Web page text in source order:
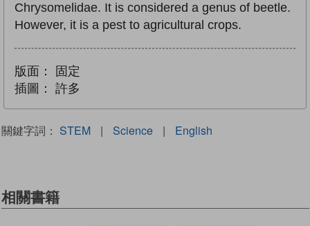
Chrysomelidae. It is considered a genus of beetle.
However, it is a pest to agricultural crops.
版面：
固定
插圖：
許多
關鍵字詞： STEM | Science | English
相關書籍